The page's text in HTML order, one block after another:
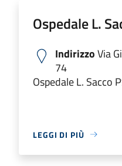
Ospedale L.
IndirizzoVia
74
Ospedale L. Sacco
LEGGI DI PIÙ